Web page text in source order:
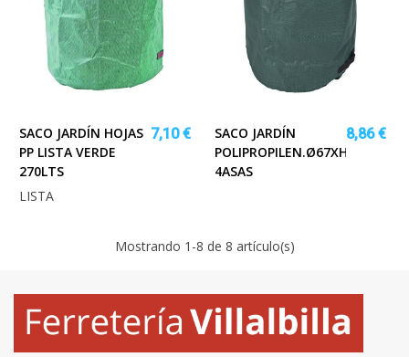
SACO JARDÍN HOJAS
PP LISTA VERDE
270LTS
7,10 €
LISTA
SACO JARDÍN
POLIPROPILEN.Ø67XH76CM
4ASAS
8,86 €
Mostrando 1 -8 de 8 artículo(s)